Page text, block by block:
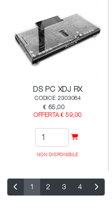
DS PC XDJ RX
CODICE 2303064
€ 65,00
OFFERTA € 59,00
NON DISPONIBILE
1 2 3 4